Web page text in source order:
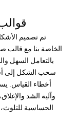
تم تصميم
الخاصة بنا مع
بالتعامل السهل
سحب الشكل إلى
أخطاء القياس.
وآلية الشد
الحساسية للتلوث،